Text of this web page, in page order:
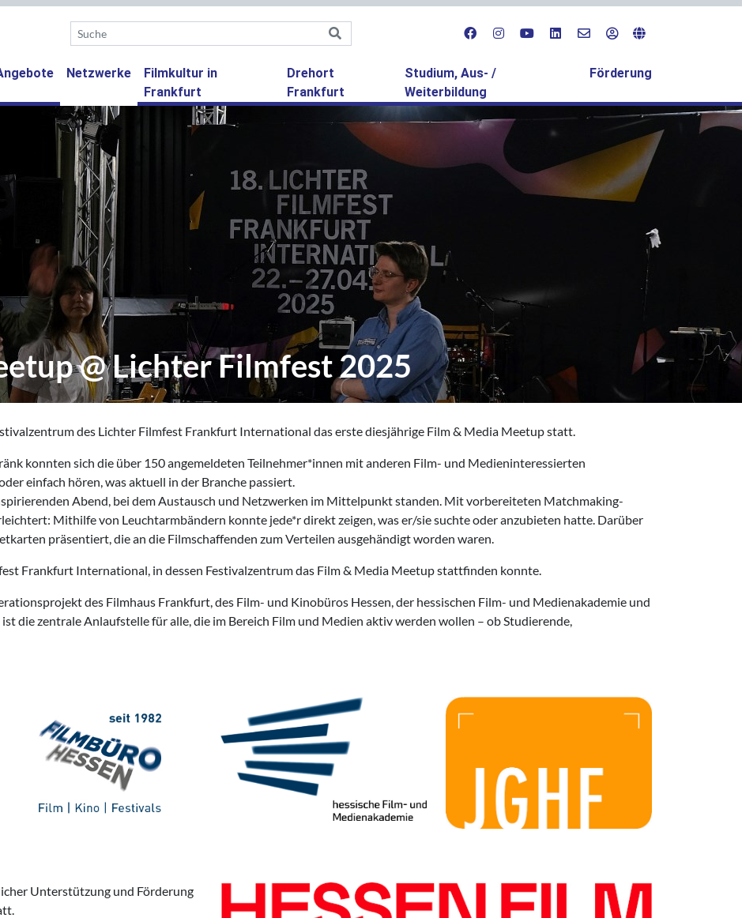
Netzwerke(current)
Filmkultur in
Frankfurt
Drehort
Frankfurt
Studium, Aus- /
Weiterbildung
Förderung
@ Lichter Filmfest 2025
des Lichter Filmfest Frankfurt International das erste diesjährige Film & Media Meetup statt.
konnten sich die über 150 angemeldeten Teilnehmer*innen mit anderen Film- und Medieninteressierten
einfach hören, was aktuell in der Branche passiert.
Abend, bei dem Austausch und Netzwerken im Mittelpunkt standen. Mit vorbereiteten Matchmaking-
Mithilfe von Leuchtarmbändern konnte jede*r direkt zeigen, was er/sie suchte oder anzubieten hatte. Darüber
präsentiert, die an die Filmschaffenden zum Verteilen ausgehändigt worden waren.
Frankfurt International, in dessen Festivalzentrum das Film & Media Meetup stattfinden konnte.
des Filmhaus Frankfurt, des Film- und Kinobüros Hessen, der hessischen Film- und Medienakademie und
die zentrale Anlaufstelle für alle, die im Bereich Film und Medien aktiv werden wollen – ob Studierende,
Unterstützung und Förderung